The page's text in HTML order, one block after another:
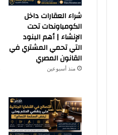
شراء العقارات داخل
الكومباوندات تحت
الإنشاء | أهم البنود
التي تحمي المشتري في
القانون المصري
منذ أسبوعين